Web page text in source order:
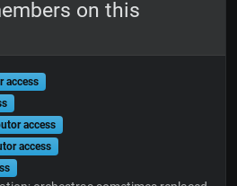
on this
access
access
access